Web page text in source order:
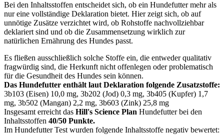
Bei den Inhaltsstoffen entscheidet sich, ob ein Hundefutter mehr als
nur eine vollständige Deklaration bietet. Hier zeigt sich, ob auf
unnötige Zusätze verzichtet wird, ob Rohstoffe nachvollziehbar
deklariert sind und ob die Zusammensetzung wirklich zur
natürlichen Ernährung des Hundes passt.
Es fließen ausschließlich solche Stoffe ein, die entweder qualitativ
fragwürdig sind, die Herkunft nicht offenlegen oder problematisch
für die Gesundheit des Hundes sein können.
Das Hundefutter enthält laut Deklaration folgende Zusatzstoffe:
3b103 (Eisen) 10,0 mg, 3b202 (Jod) 0,3 mg, 3b405 (Kupfer) 1,7
mg, 3b502 (Mangan) 2,2 mg, 3b603 (Zink) 25,8 mg
Insgesamt erreicht das Hill's Science Plan Hundefutter bei den
Inhaltsstoffen 40/50 Punkte.
Im Hundefutter Test wurden folgende Inhaltsstoffe negativ bewertet: